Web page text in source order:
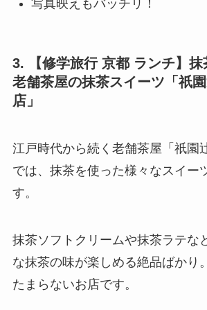
写真映えもバッチリ！
3. 【修学旅行 京都 ランチ】抹
老舗茶屋の抹茶スイーツ「祇
店」
江戸時代から続く老舗茶屋「祇園
では、抹茶を使った様々なスイー
す。
抹茶ソフトクリームや抹茶ラテな
な抹茶の味が楽しめる絶品ばかり
たまらないお店です。